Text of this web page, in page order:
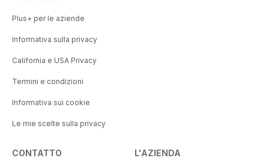
Plus+ per le aziende
Informativa sulla privacy
California e USA Privacy
Termini e condizioni
Informativa sui cookie
Le mie scelte sulla privacy
CONTATTO L'AZIENDA